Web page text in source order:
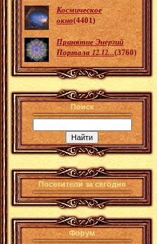
Космическое
окно(4401)
Принятие Энергий
Портала 12.12...(3760)
Поиск
Посетители за сегодня
Форум